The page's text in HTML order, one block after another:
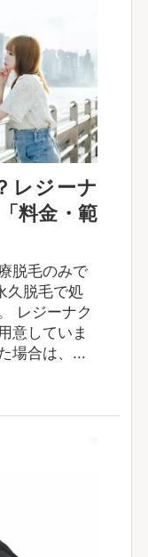
レジーナ
料金・範
脱毛のみで
久脱毛で処
レジーナク
意していま
場合は、...